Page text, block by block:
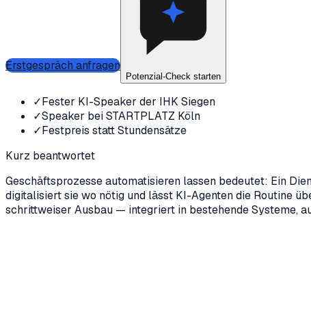
Erstgespräch anfragen
Potenzial-Check starten
✓Fester KI-Speaker der IHK Siegen
✓Speaker bei STARTPLATZ Köln
✓Festpreis statt Stundensätze
Kurz beantwortet
Geschäftsprozesse automatisieren lassen bedeutet: Ein
digitalisiert sie wo nötig und lässt KI-Agenten die Routine
schrittweiser Ausbau — integriert in bestehende Systeme,